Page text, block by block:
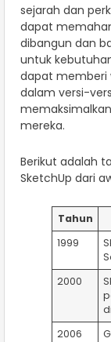
sejarah dan
dapat
dibangun dan
untuk
dapat
dalam versi-
mereka.
Berikut adalah
SketchUp dari
Tahun
1999
2000
2006